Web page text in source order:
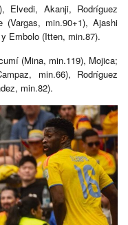
Elvedi, Akanji, Rodríguez
(Vargas, min.90+1), Ajashi
Embolo (Itten, min.87).
(Mina, min.119), Mojica;
min.66), Rodríguez
min.82).